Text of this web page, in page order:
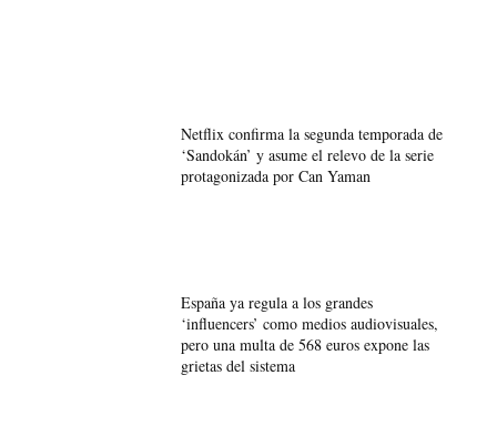
Netflix confirma la segunda temporada de
‘Sandokán’ y asume el relevo de la serie
protagonizada por Can Yaman
España ya regula a los grandes
‘influencers’ como medios audiovisuales,
pero una multa de 568 euros expone las
grietas del sistema